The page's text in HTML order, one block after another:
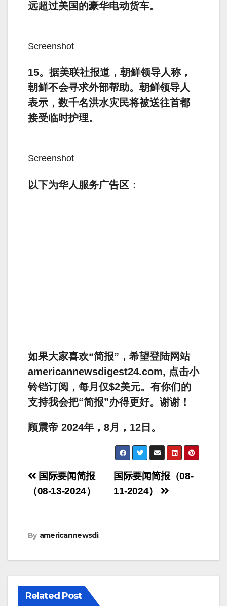
远超过美国的豪华电动货车。
Screenshot
15。据美联社报道，朝鲜领导人称，
朝鲜不会寻求外部帮助。朝鲜领导人
表示，数千名洪水灾民将被送往首都
接受临时护理。
Screenshot
以下为华人服务广告区：
如果大家喜欢“简报”，希望登陆网站
americannewsdigest24.com, 点击小
铃铛订阅，每月仅$2美元。有你们的
支持我会把“简报”办得更好。谢谢！
顾震帝 2024年，8月，12日。
Post
navigation
国际要闻简报（08-
11-2024）
国际要闻简报
（08-13-2024）
By americannewsdi
Related Post